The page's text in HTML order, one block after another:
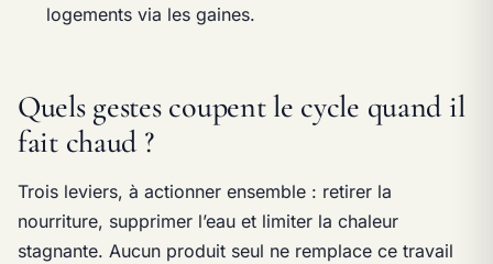
logements via les gaines.
Quels gestes coupent le cycle quand il
fait chaud ?
Trois leviers, à actionner ensemble : retirer la
nourriture, supprimer l’eau et limiter la chaleur
stagnante. Aucun produit seul ne remplace ce travail